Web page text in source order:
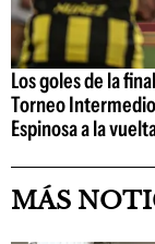
Los goles de la
Torneo
Espinosa a la
MÁS